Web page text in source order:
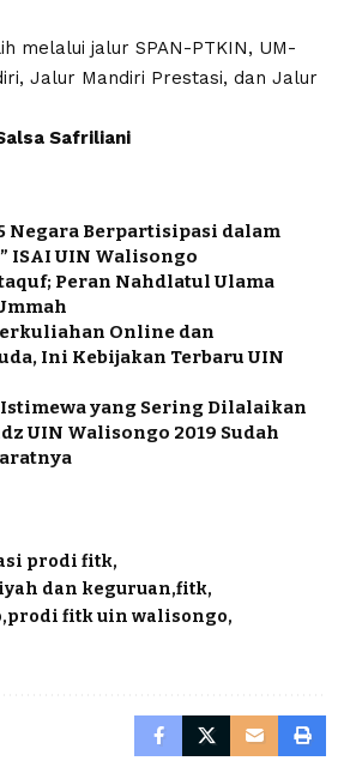
melalui jalur SPAN-PTKIN, UM-
Jalur Mandiri Prestasi, dan Jalur
Safriliani
Negara Berpartisipasi dalam
ISAI UIN Walisongo
Peran Nahdlatul Ulama
Online dan
Ini Kebijakan Terbaru UIN
Istimewa yang Sering Dilalaikan
UIN Walisongo 2019 Sudah
prodi fitk
dan keguruan fitk
prodi fitk uin walisongo